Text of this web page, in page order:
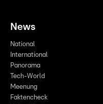
News
National
International
Panorama
Tech-World
Meenung
Faktencheck